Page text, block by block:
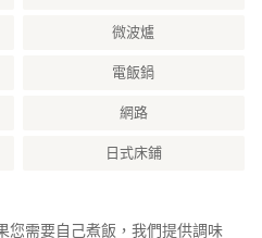
微波爐
電飯鍋
網路
日式床鋪
您需要自己煮飯，我們提供調味